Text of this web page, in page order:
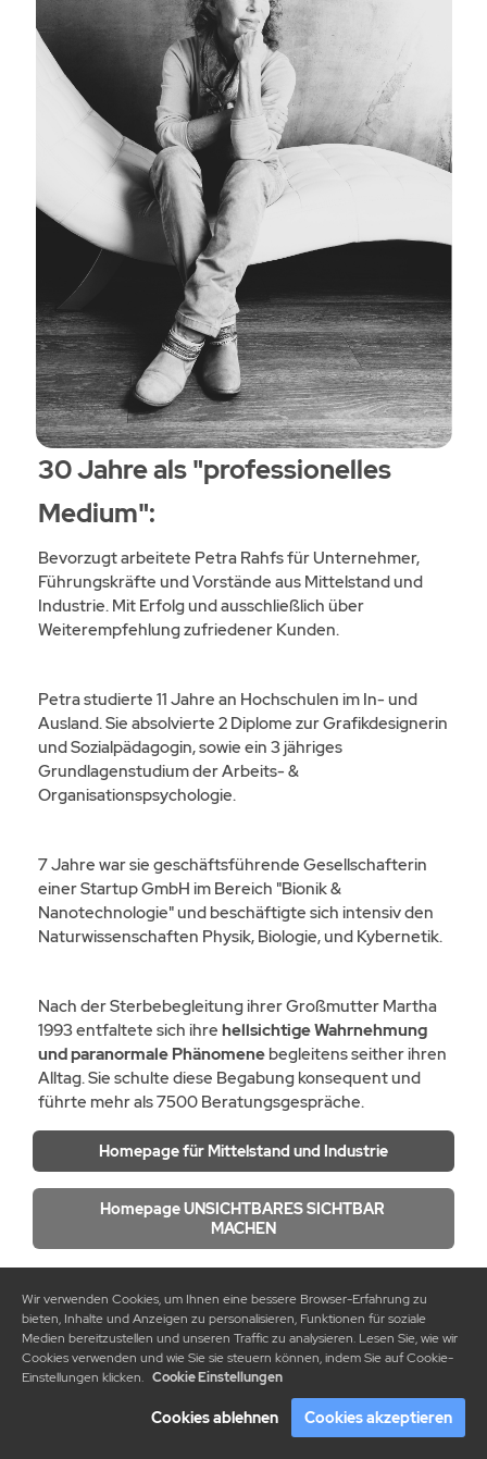
30 Jahre als "professionelles
Medium":
Bevorzugt arbeitete Petra Rahfs für Unternehmer,
Führungskräfte und Vorstände aus Mittelstand und
Industrie. Mit Erfolg und ausschließlich über
Weiterempfehlung zufriedener Kunden.
Petra studierte 11 Jahre an Hochschulen im In- und
Ausland. Sie absolvierte 2 Diplome zur Grafikdesignerin
und Sozialpädagogin, sowie ein 3 jähriges
Grundlagenstudium der Arbeits- &
Organisationspsychologie.
7 Jahre war sie geschäftsführende Gesellschafterin
einer Startup GmbH im Bereich "Bionik &
Nanotechnologie" und beschäftigte sich intensiv den
Naturwissenschaften Physik, Biologie, und Kybernetik.
Nach der Sterbebegleitung ihrer Großmutter Martha
1993 entfaltete sich ihre hellsichtige Wahrnehmung
und paranormale Phänomene begleitens seither ihren
Alltag. Sie schulte diese Begabung konsequent und
führte mehr als 7500 Beratungsgespräche.
Homepage für Mittelstand und Industrie
Homepage UNSICHTBARES SICHTBAR
MACHEN
Unternehmen, für die ich tätig war:
Datenschutzerklärung
Wir verwenden Cookies, um Ihnen eine bessere Browser-Erfahrung zu
bieten, Inhalte und Anzeigen zu personalisieren, Funktionen für soziale
Medien bereitzustellen und unseren Traffic zu analysieren. Lesen Sie, wie wir
Cookies verwenden und wie Sie sie steuern können, indem Sie auf Cookie-
Einstellungen klicken. Cookie Einstellungen
Cookies ablehnen Cookies akzeptieren